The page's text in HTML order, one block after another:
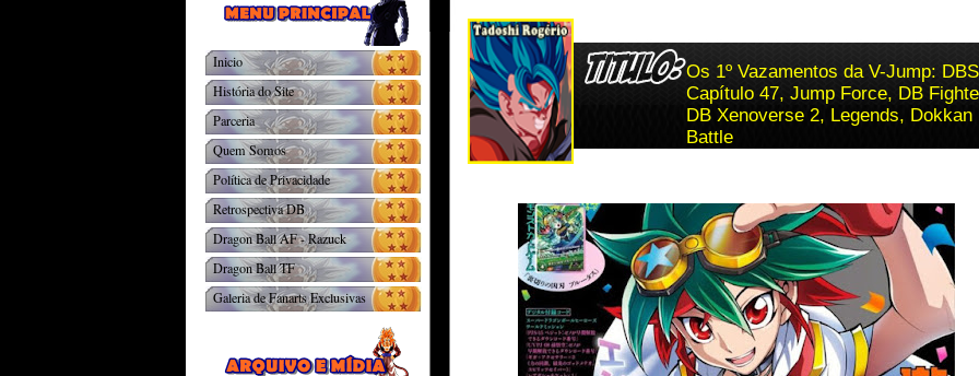
Os 1º Vazamentos da V-Jump: DBS
Capítulo 47, Jump Force, DB
DB Xenoverse 2, Legends, Dokkan
Battle
Inicio
História do Site
Parceria
Quem Somos
Política de Privacidade
Retrospectiva DB
Dragon Ball AF - Razuck
Dragon Ball TF
Galeria de Fanarts Exclusivas